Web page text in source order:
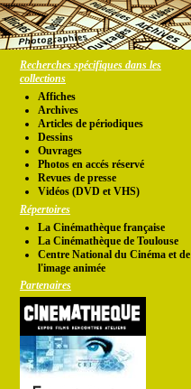
Recherches spécifiques dans les
collections
Affiches
Archives
Articles de périodiques
Dessins
Ouvrages
Photos en accés réservé
Revues de presse
Vidéos (DVD et VHS)
Répertoires
La Cinémathèque française
La Cinémathèque de Toulouse
Centre National du Cinéma et de
l'image animée
Partenaires